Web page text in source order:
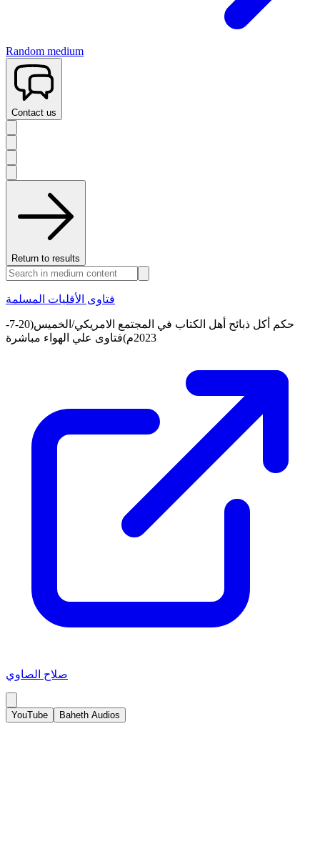
Random medium
Contact us
Return to results
فتاوى الأقليات المسلمة
حكم أكل ذبائح أهل الكتاب في المجتمع الامريكي/الخميس(20-7-
2023م)فتاوى علي الهواء مباشرة
صلاح الصاوي
YouTube Baheth Audios